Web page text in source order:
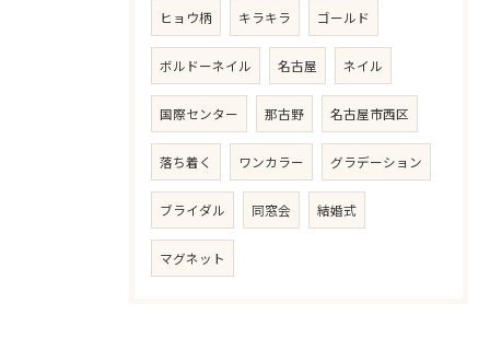
ヒョウ柄 キラキラ ゴールド
ボルドーネイル 名古屋 ネイル
国際センター 那古野 名古屋市西区
落ち着く ワンカラー グラデーション
ブライダル 同窓会 結婚式
マグネット